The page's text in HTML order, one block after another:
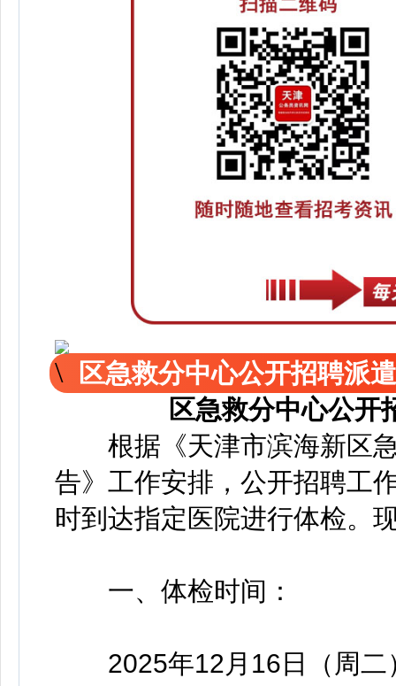
区急救分中心公开招聘派
区急救分中心公开
根据《天津市滨海新区急
告》工作安排，公开招聘工
时到达指定医院进行体检。
一、体检时间：
2025年12月16日（周二